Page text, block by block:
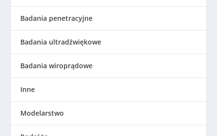
Badania penetracyjne
Badania ultradźwiękowe
Badania wiroprądowe
Inne
Modelarstwo